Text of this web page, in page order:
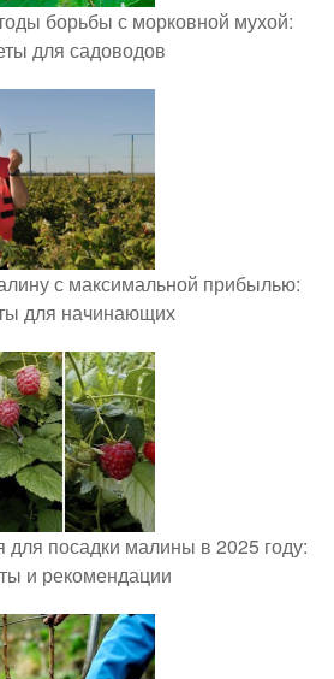
борьбы с морковной мухой:
для садоводов
с максимальной прибылью:
для начинающих
посадки малины в 2025 году:
и рекомендации